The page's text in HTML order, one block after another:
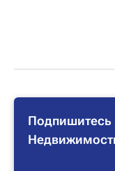
Подпишитесь